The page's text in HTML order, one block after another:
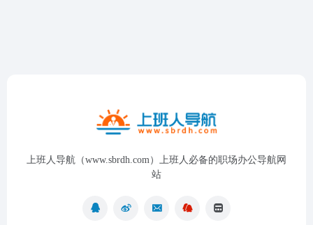
上班人导航（www.sbrdh.com）上班人必备的职场办公导航网
站